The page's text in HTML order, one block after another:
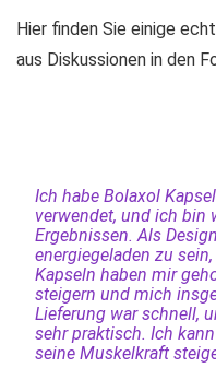
Hier finden Sie einige
aus Diskussionen in den
Ich habe Bolaxol
verwendet, und ich bin
Ergebnissen. Als
energiegeladen zu
Kapseln haben mir
steigern und mich
Lieferung war schnell,
sehr praktisch. Ich
seine Muskelkraft